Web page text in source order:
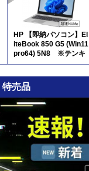
HP 【即納パソコン】El
iteBook 850 G5 (Win11
pro64) 5N8 ※テンキ
ー付
特売品